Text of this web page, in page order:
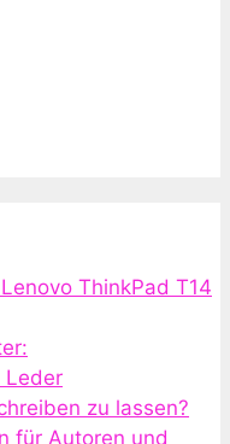
ThinkPad T14
Leder
zu lassen?
für Autoren und